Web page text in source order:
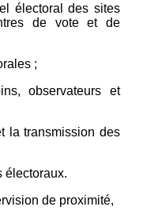
électoral des sites
de vote et de
;
observateurs et
la transmission des
électoraux.
de proximité,